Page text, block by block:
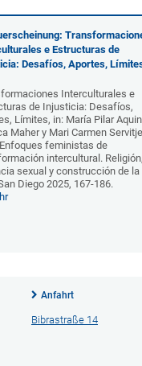
e Estructuras de
Desafíos, Aportes,
Interculturales e
de Injusticia: Desafíos,
Límites, in: María Pilar
Maher y Mari Carmen Servitje
feministas de
intercultural. Religión,
sexual y construcción de la
Diego 2025, 167-186.
Anfahrt
Bibrastraße 14